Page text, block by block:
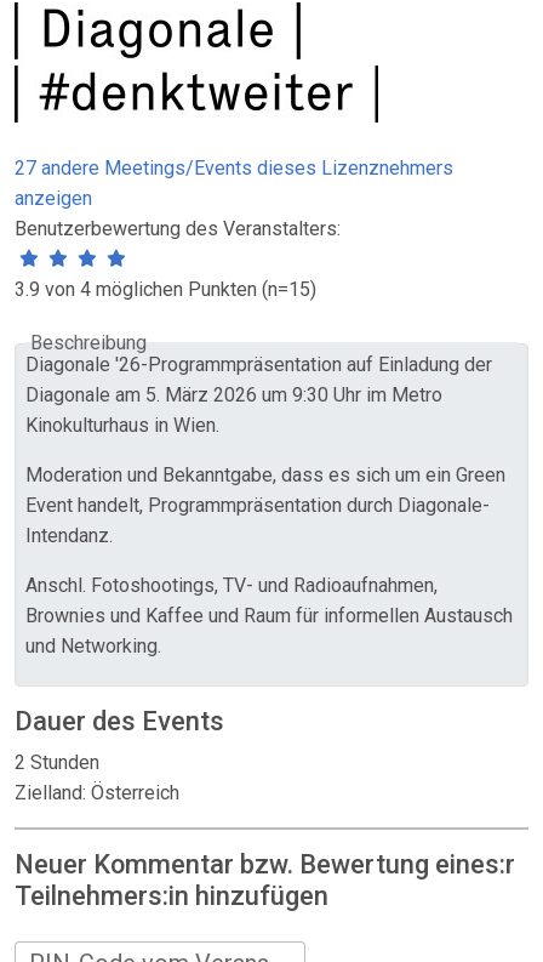
27 andere Meetings/Events dieses Lizenznehmers
anzeigen
Benutzerbewertung des Veranstalters:
3.9 von 4 möglichen Punkten (n=15)
Beschreibung
Diagonale '26-Programmpräsentation auf Einladung der
Diagonale am 5. März 2026 um 9:30 Uhr im Metro
Kinokulturhaus in Wien.
Moderation und Bekanntgabe, dass es sich um ein Green
Event handelt, Programmpräsentation durch Diagonale-
Intendanz.
Anschl. Fotoshootings, TV- und Radioaufnahmen,
Brownies und Kaffee und Raum für informellen Austausch
und Networking.
Dauer des Events
2 Stunden
Zielland: Österreich
Neuer Kommentar bzw. Bewertung eines:r
Teilnehmers:in hinzufügen